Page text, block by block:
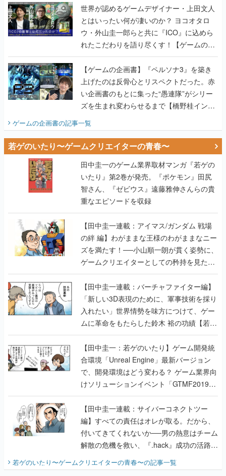
れたこだわりを語り尽くす！【ゲームの企
画書】
【ゲームの企画書】『ペルソナ3』を築き
上げたのは反骨心とリスペクトだった。赤
い企画書のもとに集った“愚連隊”がシリー
ズを生まれ変わらせるまで【橋野桂インタ
ビュー】
ゲームの企画書の記事一覧
若ゲのいたり〜ゲームクリエイターの青春〜
田中圭一のゲーム業界取材マンガ『若ゲの
いたり』第2巻が発売。『ポケモン』田尻
智さん、『ゼビウス』遠藤雅伸さんらの貴
重なエピソードを収録
【田中圭一連載：アイマス/ガンダム 戦場
の絆 編】わがままな王様のわがままなニー
ズを満たす！──小山順一朗が貫く姿勢に、
ゲームクリエイターとしての矜持を見た
【若ゲのいたり最終回】
【田中圭一連載：バーチャファイター編】
「新しい3D表現のために、軍事技術を採り
入れたい」世界情勢を味方につけて、ゲー
ムに革命をもたらした鈴木 裕の功績【若ゲ
のいたり】
【田中圭一：若ゲのいたり】ゲーム開発統
合環境「Unreal Engine」最新バージョン
で、開発環境はどう変わる？ ゲーム業界向
けソリューションイベント「GTMF2019」
に行って、より理解を深めよう【PR】
【田中圭一連載：サイバーコネクトツー
編】すべての責任はオレが取る。だから、
付いてきてくれないか──男の熱意はチーム
解散の危機を救い、『.hack』成功の活路を
開く。業界の快男児・松山 洋に流れる血は
『少年ジャンプ』色だった【若ゲのいた
り】
若ゲのいたり〜ゲームクリエイターの青春〜の記事一覧